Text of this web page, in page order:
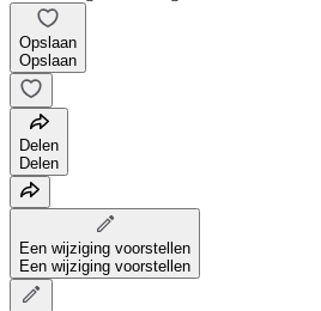
Opslaan
Opslaan
Delen
Delen
Een wijziging voorstellen
Een wijziging voorstellen